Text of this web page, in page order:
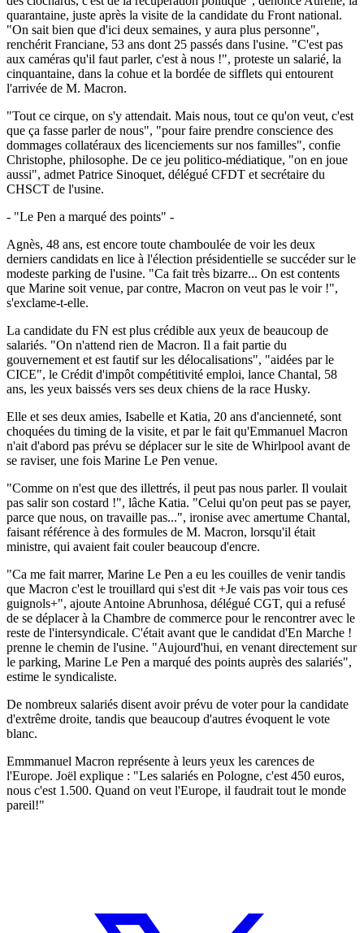
quarantaine, juste après la visite de la candidate du Front national.
"On sait bien que d'ici deux semaines, y aura plus personne",
renchérit Franciane, 53 ans dont 25 passés dans l'usine. "C'est pas
aux caméras qu'il faut parler, c'est à nous !", proteste un salarié, la
cinquantaine, dans la cohue et la bordée de sifflets qui entourent
l'arrivée de M. Macron.
"Tout ce cirque, on s'y attendait. Mais nous, tout ce qu'on veut, c'est
que ça fasse parler de nous", "pour faire prendre conscience des
dommages collatéraux des licenciements sur nos familles", confie
Christophe, philosophe. De ce jeu politico-médiatique, "on en joue
aussi", admet Patrice Sinoquet, délégué CFDT et secrétaire du
CHSCT de l'usine.
- "Le Pen a marqué des points" -
Agnès, 48 ans, est encore toute chamboulée de voir les deux
derniers candidats en lice à l'élection présidentielle se succéder sur le
modeste parking de l'usine. "Ca fait très bizarre... On est contents
que Marine soit venue, par contre, Macron on veut pas le voir !",
s'exclame-t-elle.
La candidate du FN est plus crédible aux yeux de beaucoup de
salariés. "On n'attend rien de Macron. Il a fait partie du
gouvernement et est fautif sur les délocalisations", "aidées par le
CICE", le Crédit d'impôt compétitivité emploi, lance Chantal, 58
ans, les yeux baissés vers ses deux chiens de la race Husky.
Elle et ses deux amies, Isabelle et Katia, 20 ans d'ancienneté, sont
choquées du timing de la visite, et par le fait qu'Emmanuel Macron
n'ait d'abord pas prévu se déplacer sur le site de Whirlpool avant de
se raviser, une fois Marine Le Pen venue.
"Comme on n'est que des illettrés, il peut pas nous parler. Il voulait
pas salir son costard !", lâche Katia. "Celui qu'on peut pas se payer,
parce que nous, on travaille pas...", ironise avec amertume Chantal,
faisant référence à des formules de M. Macron, lorsqu'il était
ministre, qui avaient fait couler beaucoup d'encre.
"Ca me fait marrer, Marine Le Pen a eu les couilles de venir tandis
que Macron c'est le trouillard qui s'est dit +Je vais pas voir tous ces
guignols+", ajoute Antoine Abrunhosa, délégué CGT, qui a refusé
de se déplacer à la Chambre de commerce pour le rencontrer avec le
reste de l'intersyndicale. C'était avant que le candidat d'En Marche !
prenne le chemin de l'usine. "Aujourd'hui, en venant directement sur
le parking, Marine Le Pen a marqué des points auprès des salariés",
estime le syndicaliste.
De nombreux salariés disent avoir prévu de voter pour la candidate
d'extrême droite, tandis que beaucoup d'autres évoquent le vote
blanc.
Emmmanuel Macron représente à leurs yeux les carences de
l'Europe. Joël explique : "Les salariés en Pologne, c'est 450 euros,
nous c'est 1.500. Quand on veut l'Europe, il faudrait tout le monde
pareil!"